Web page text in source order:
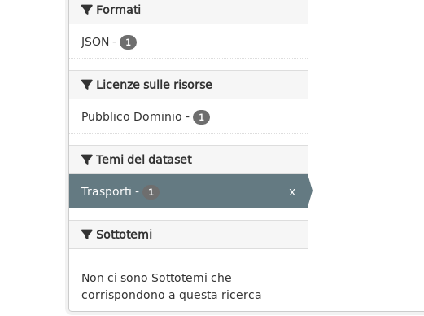
Formati
JSON - 1
Licenze sulle risorse
Pubblico Dominio - 1
Temi del dataset
Trasporti - 1 x
Sottotemi
Non ci sono Sottotemi che
corrispondono a questa ricerca